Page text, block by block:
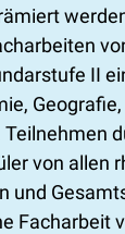
II
von allen
und
Facharbeit